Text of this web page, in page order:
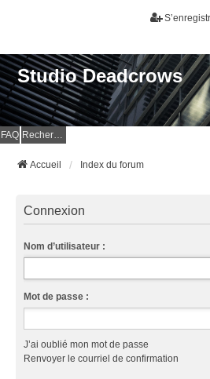
Studio Deadcrows
FAQ Rechercher
Accueil Index du forum
Connexion
Nom d’utilisateur :
Mot de passe :
J’ai oublié mon mot de passe
Renvoyer le courriel de confirmation